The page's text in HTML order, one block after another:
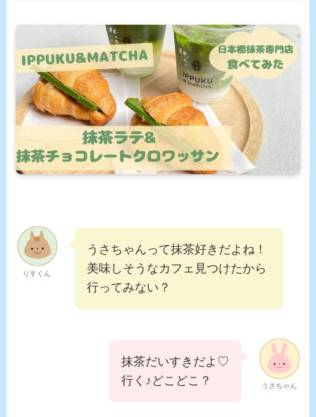
りすくん
うさちゃんって抹茶好きだよね！
美味しそうなカフェ見つけたから
行ってみない？
うさちゃん
抹茶だいすきだよ♡
行く♪どこどこ？